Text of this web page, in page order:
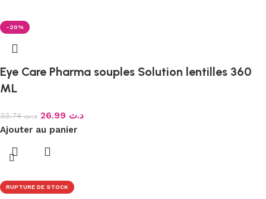
-20%
Eye Care Pharma souples Solution lentilles 360
ML
د.ت33.74 د.ت
Ajouter au panier
RUPTURE DE STOCK